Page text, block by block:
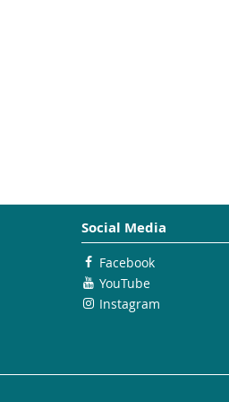
Social Media
Facebook
YouTube
Instagram